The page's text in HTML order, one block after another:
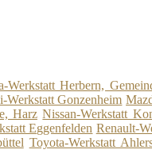
Werkstatt Herbern,
Werkstatt Gonzenheim
Harz Nissan-Werkstatt
Eggenfelden Renault-
Toyota-Werkstatt